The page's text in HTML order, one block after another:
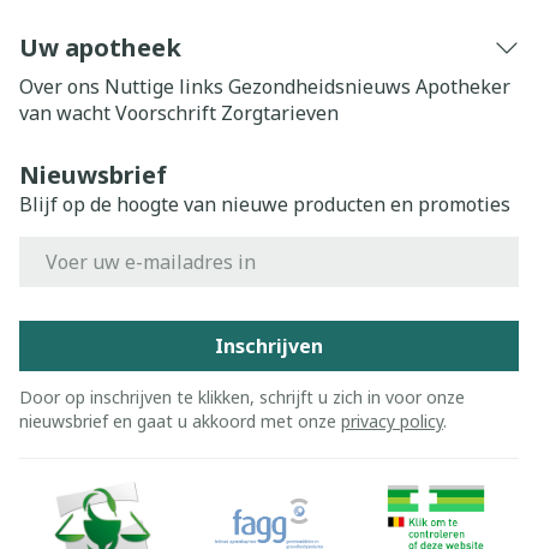
Uw apotheek
Over ons Nuttige links Gezondheidsnieuws Apotheker
van wachtVoorschrift Zorgtarieven
Nieuwsbrief
Blijf op de hoogte van nieuwe producten en promoties
Inschrijven
Door op inschrijven te klikken, schrijft u zich in voor onze
nieuwsbrief en gaat u akkoord met onze privacy policy.